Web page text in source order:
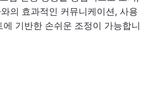
의 효과적인 커뮤니케이션, 사용
에 기반한 손쉬운 조정이 가능합니